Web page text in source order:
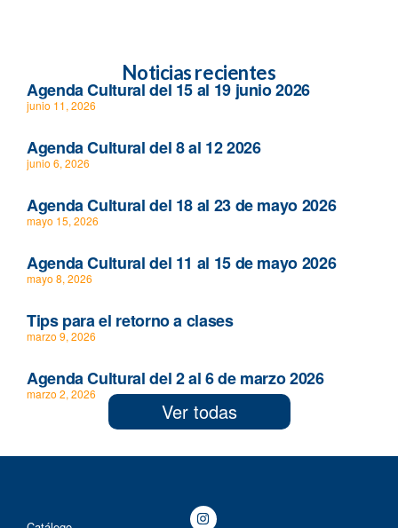
Noticias recientes
Agenda Cultural del 15 al 19 junio 2026
junio 11, 2026
Agenda Cultural del 8 al 12 2026
junio 6, 2026
Agenda Cultural del 18 al 23 de mayo 2026
mayo 15, 2026
Agenda Cultural del 11 al 15 de mayo 2026
mayo 8, 2026
Tips para el retorno a clases
marzo 9, 2026
Agenda Cultural del 2 al 6 de marzo 2026
marzo 2, 2026
Ver todas